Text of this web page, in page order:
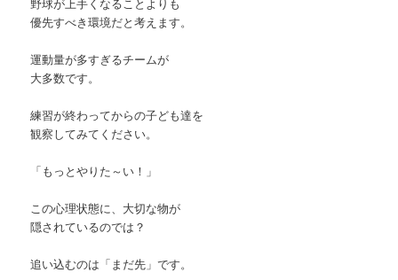
優先すべき環境だと考えます。
運動量が多すぎるチームが
大多数です。
練習が終わってからの子ども達を
観察してみてください。
「もっとやりた～い！」
この心理状態に、大切な物が
隠されているのでは？
追い込むのは「まだ先」です。